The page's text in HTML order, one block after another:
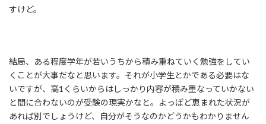
すけど。
結局、ある程度学年が若いうちから積み重ねていく勉強をしてい
くことが大事だなと思います。それが小学生とかである必要はな
いですが、高1くらいからはしっかり内容が積み重なっていかない
と間に合わないのが受験の現実かなと。よっぽど恵まれた状況が
あれば別でしょうけど、自分がそうなのかどうかもわかりません